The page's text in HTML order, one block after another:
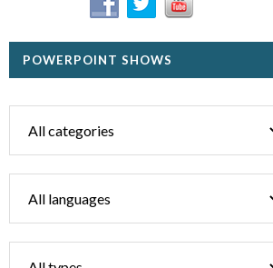
POWERPOINT SHOWS